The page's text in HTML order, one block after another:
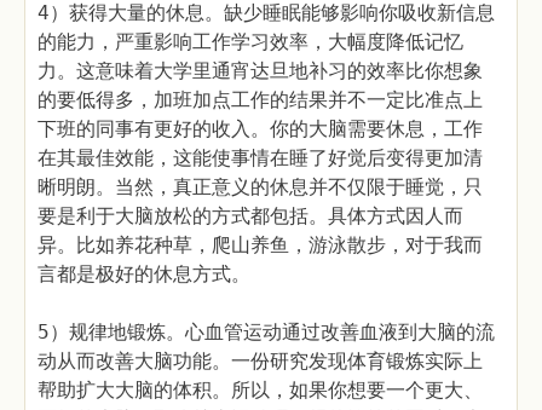
4）获得大量的休息。缺少睡眠能够影响你吸收新信息
的能力，严重影响工作学习效率，大幅度降低记忆
力。这意味着大学里通宵达旦地补习的效率比你想象
的要低得多，加班加点工作的结果并不一定比准点上
下班的同事有更好的收入。你的大脑需要休息，工作
在其最佳效能，这能使事情在睡了好觉后变得更加清
晰明朗。当然，真正意义的休息并不仅限于睡觉，只
要是利于大脑放松的方式都包括。具体方式因人而
异。比如养花种草，爬山养鱼，游泳散步，对于我而
言都是极好的休息方式。
5）规律地锻炼。心血管运动通过改善血液到大脑的流
动从而改善大脑功能。一份研究发现体育锻炼实际上
帮助扩大大脑的体积。所以，如果你想要一个更大、